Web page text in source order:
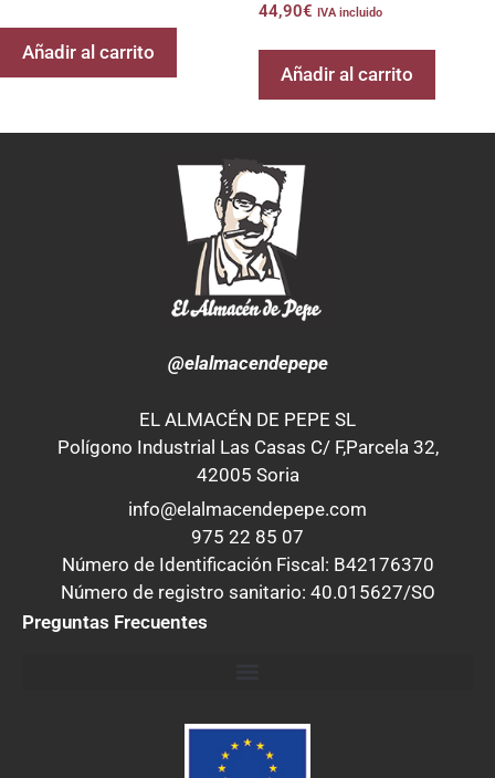
Añadir al carrito
44,90€ IVA incluido
Añadir al carrito
@elalmacendepepe
EL ALMACÉN DE PEPE SL
Polígono Industrial Las Casas C/ F,Parcela 32,
42005 Soria
info@elalmacendepepe.com
975 22 85 07
Número de Identificación Fiscal: B42176370
Número de registro sanitario: 40.015627/SO
Preguntas Frecuentes